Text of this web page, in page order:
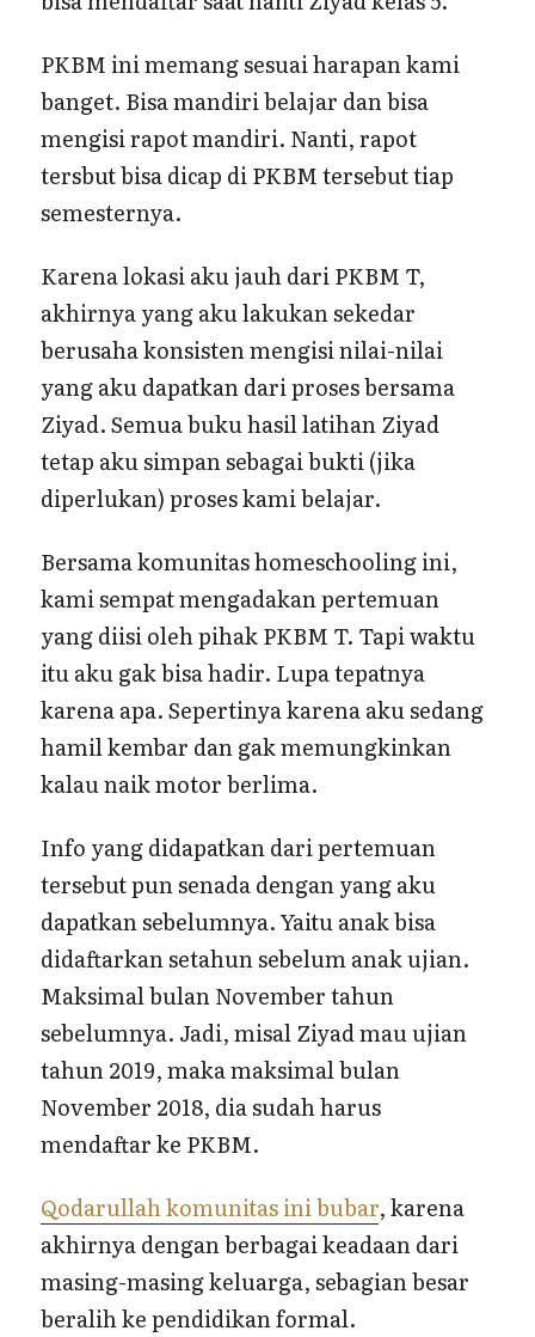
PKBM ini memang sesuai harapan kami
banget. Bisa mandiri belajar dan bisa
mengisi rapot mandiri. Nanti, rapot
tersbut bisa dicap di PKBM tersebut tiap
semesternya.
Karena lokasi aku jauh dari PKBM T,
akhirnya yang aku lakukan sekedar
berusaha konsisten mengisi nilai-nilai
yang aku dapatkan dari proses bersama
Ziyad. Semua buku hasil latihan Ziyad
tetap aku simpan sebagai bukti (jika
diperlukan) proses kami belajar.
Bersama komunitas homeschooling ini,
kami sempat mengadakan pertemuan
yang diisi oleh pihak PKBM T. Tapi waktu
itu aku gak bisa hadir. Lupa tepatnya
karena apa. Sepertinya karena aku sedang
hamil kembar dan gak memungkinkan
kalau naik motor berlima.
Info yang didapatkan dari pertemuan
tersebut pun senada dengan yang aku
dapatkan sebelumnya. Yaitu anak bisa
didaftarkan setahun sebelum anak ujian.
Maksimal bulan November tahun
sebelumnya. Jadi, misal Ziyad mau ujian
tahun 2019, maka maksimal bulan
November 2018, dia sudah harus
mendaftar ke PKBM.
Qodarullah komunitas ini bubar, karena
akhirnya dengan berbagai keadaan dari
masing-masing keluarga, sebagian besar
beralih ke pendidikan formal.